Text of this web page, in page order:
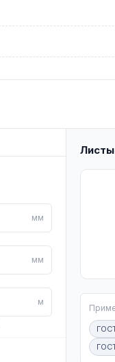
мм
мм
м
Листы